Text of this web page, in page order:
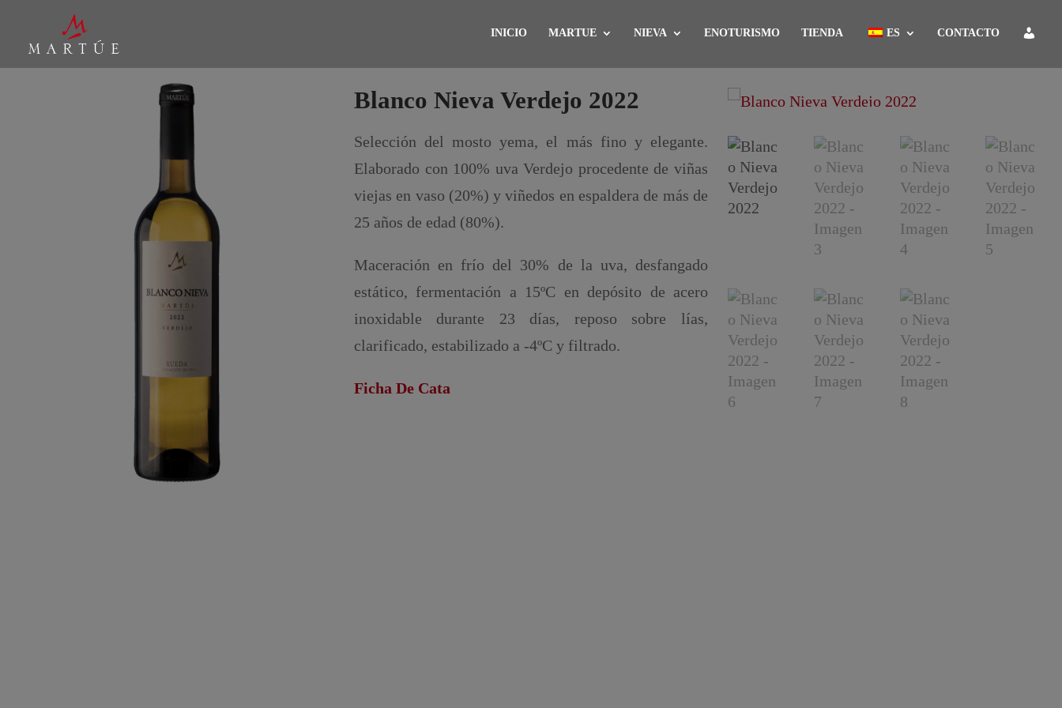
INICIO MARTUE NIEVA ENOTURISMO TIENDA ES CONTACTO
Blanco Nieva Verdejo 2022
Selección del mosto yema, el más fino y elegante.
Elaborado con 100% uva Verdejo procedente de viñas
viejas en vaso (20%) y viñedos en espaldera de más de
25 años de edad (80%).
Maceración en frío del 30% de la uva, desfangado
estático, fermentación a 15ºC en depósito de acero
inoxidable durante 23 días, reposo sobre lías,
clarificado, estabilizado a -4ºC y filtrado.
Ficha De Cata